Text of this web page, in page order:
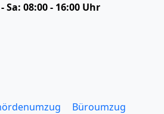
Sa: 08:00 - 16:00 Uhr
Büroumzug